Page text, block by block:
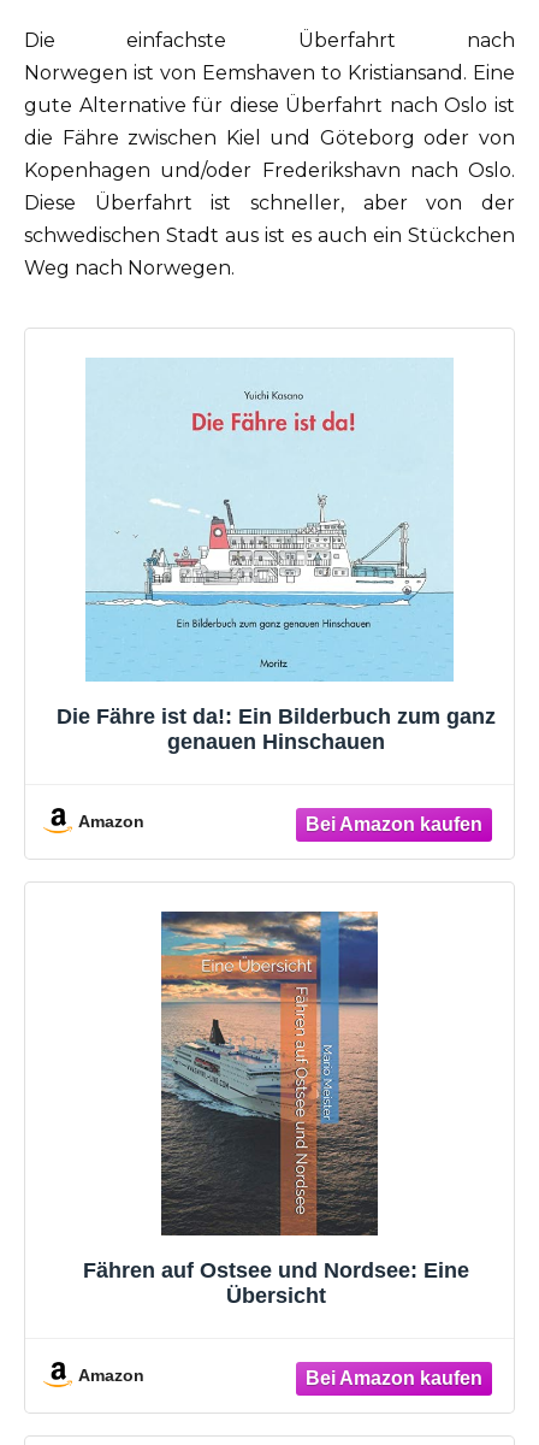
Die einfachste Überfahrt nach
Norwegen ist von Eemshaven to Kristiansand. Eine
gute Alternative für diese Überfahrt nach Oslo ist
die Fähre zwischen Kiel und Göteborg oder von
Kopenhagen und/oder Frederikshavn nach Oslo.
Diese Überfahrt ist schneller, aber von der
schwedischen Stadt aus ist es auch ein Stückchen
Weg nach Norwegen.
Die Fähre ist da!: Ein Bilderbuch zum ganz
genauen Hinschauen
Amazon
Fähren auf Ostsee und Nordsee: Eine
Übersicht
Amazon